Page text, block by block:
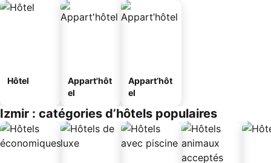
Hôtel
Appart'hôt
el
Appart’hôt
el
Izmir : catégories d’hôtels populaires